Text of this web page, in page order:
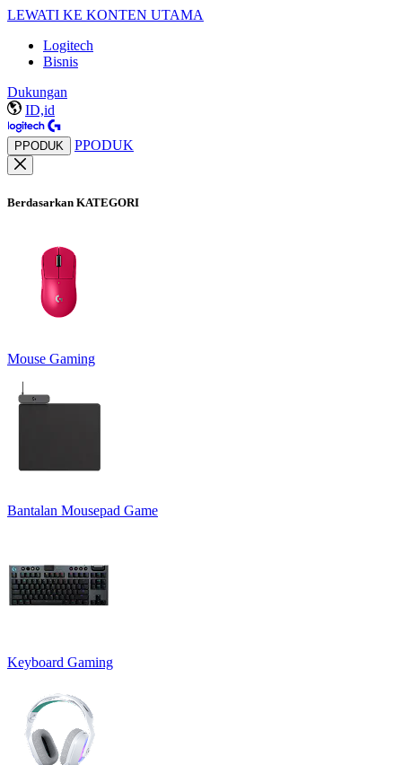
LEWATI KE KONTEN UTAMA
Logitech
Bisnis
Dukungan
ID,id
PPODUK PPODUK
Berdasarkan KATEGORI
Mouse Gaming
Bantalan Mousepad Game
Keyboard Gaming